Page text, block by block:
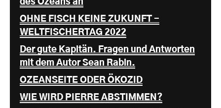
des Ozeans an
OHNE FISCH KEINE ZUKUNFT -
WELTFISCHERTAG 2022
Der gute Kapitän. Fragen und Antworten
mit dem Autor Sean Rabin.
OZEANSEITE ODER ÖKOZID
WIE WIRD PIERRE ABSTIMMEN?